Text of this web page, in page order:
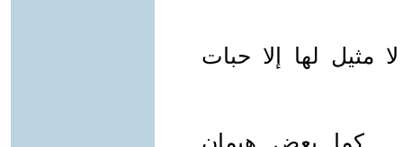
لها إلا حبات
كما يعض هيمان